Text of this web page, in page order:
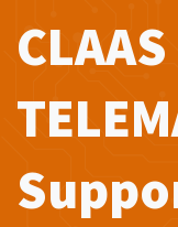
CLAAS